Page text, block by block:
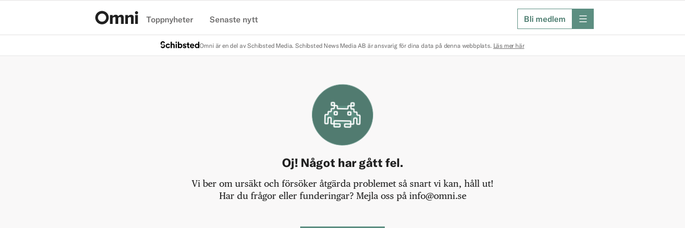
Toppnyheter Senaste nytt Bli medlem meny
Omni är en del av Schibsted Media. Schibsted News Media AB är ansvarig för dina data på denna webbplats. Läs mer här
Oj! Något har gått fel.
Vi ber om ursäkt och försöker åtgärda problemet så snart vi kan, håll ut!
Har du frågor eller funderingar? Mejla oss på info@omni.se